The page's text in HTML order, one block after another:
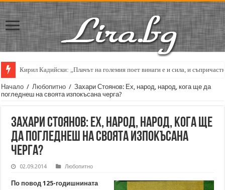
Кирил Кадийски: „Плачът на големия поет винаги е и сила, и
Начало / Любопитно / Захари Стоянов: Ех, народ, народ, кога ще да
погледнеш на своята изпокъсана черга?
Захари Стоянов: Ех, народ, народ, кога ще
да погледнеш на своята изпокъсана
черга?
02.09.2014 Любопитно
По повод 125-годишнината